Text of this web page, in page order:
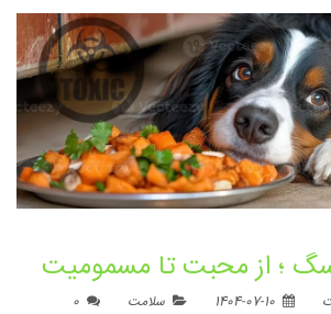
؛ از محبت تا مسمومیت
سلامت